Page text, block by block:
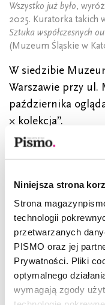
Niniejsza strona
Strona
technologii
przetwarzanych
PISMO oraz jej
Prywatności. Pliki
optymalnego
wymagają zgody
Wszystko już było,
2025. Kuratorka takich
Sztuka współczesnych
(Muzeum Śląskie w
W siedzibie
Warszawie przy ul.
października
× kolekcja”.